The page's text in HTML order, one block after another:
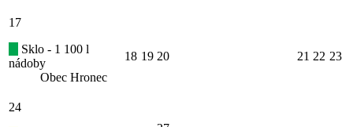
17
Sklo - 1 100 l
nádoby
Obec Hronec
18 19 20 21 22 23
24